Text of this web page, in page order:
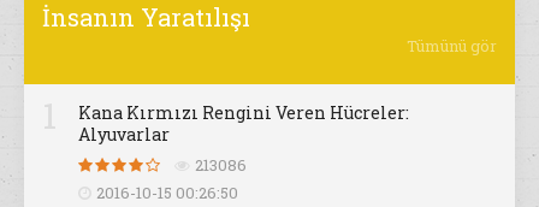
İnsanın Yaratılışı
Tümünü gör
Kana Kırmızı Rengini Veren Hücreler:
Alyuvarlar
213086
2016-10-15 00:26:50